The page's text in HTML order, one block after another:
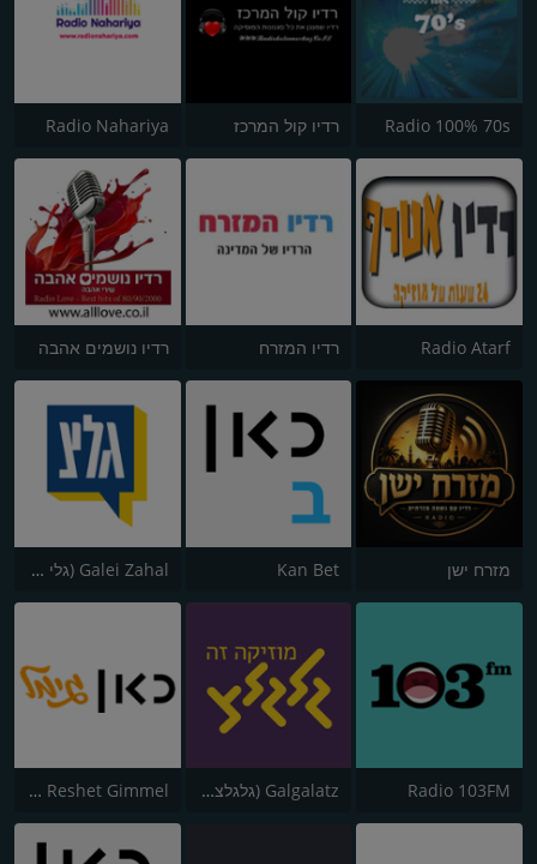
Radio 100% 70s רדיו קול המרכז Radio Nahariya
Radio Atarf רדיו המזרח רדיו נושמים אהבה
מזרח ישן Kan Bet Galei Zahal (גלי צה"ל)
Radio 103FM Galgalatz (גלגלצ רדיו) Kol Israel - Reshet Gimmel